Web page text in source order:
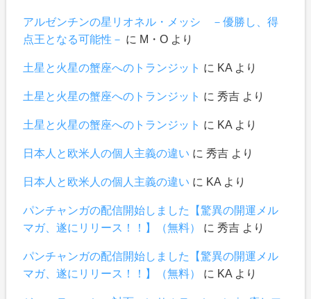
アルゼンチンの星リオネル・メッシ －優勝し、得
点王となる可能性－ に М・Оより
土星と火星の蟹座へのトランジット に KAより
土星と火星の蟹座へのトランジット に 秀吉より
土星と火星の蟹座へのトランジット に KAより
日本人と欧米人の個人主義の違い に 秀吉より
日本人と欧米人の個人主義の違い に KAより
パンチャンガの配信開始しました【驚異の開運メル
マガ、遂にリリース！！】（無料）
に 秀吉より
パンチャンガの配信開始しました【驚異の開運メル
マガ、遂にリリース！！】（無料）
に KAより